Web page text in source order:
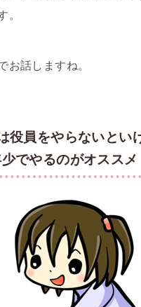
。
お話しますね。
役員をやらないとい
でやるのがオススメ